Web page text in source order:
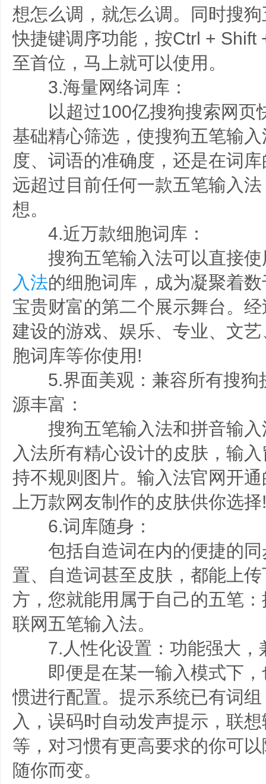
想怎么调，就怎么调。同时搜
快捷键调序功能，按Ctrl + Shift
至首位，马上就可以使用。
3.海量网络词库：
以超过100亿搜狗搜索网页
基础精心筛选，使搜狗五笔输
度、词语的准确度，还是在词
远超过目前任何一款五笔输入
想。
4.近万款细胞词库：
搜狗五笔输入法可以直接使
入法的细胞词库，成为凝聚着
宝贵财富的第二个展示舞台。
建设的游戏、娱乐、专业、文
胞词库等你使用!
5.界面美观：兼容所有搜狗
源丰富：
搜狗五笔输入法和拼音输入
入法所有精心设计的皮肤，输
持不规则图片。输入法官网开
上万款网友制作的皮肤供你选择!
6.词库随身：
包括自造词在内的便捷的同
置、自造词甚至皮肤，都能上
方，您就能用属于自己的五笔
联网五笔输入法。
7.人性化设置：功能强大，
即便是在某一输入模式下，
惯进行配置。提示系统已有词
入，误码时自动发声提示，联
等，对习惯有更高要求的你可
随你而变。